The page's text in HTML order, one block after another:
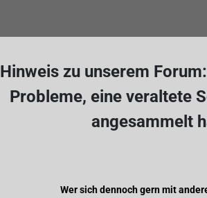
Hinweis zu unserem
Probleme, eine veraltete
angesammelt
Wer sich dennoch gern mit